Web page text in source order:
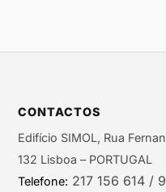
CONTACTOS
Edifício SIMOL, Rua
132 Lisboa – PORTUGAL
Telefone: 217 156 614 /